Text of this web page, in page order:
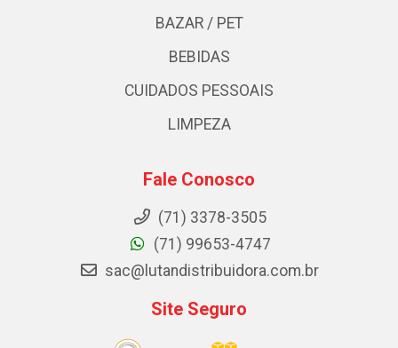
BAZAR / PET
BEBIDAS
CUIDADOS PESSOAIS
LIMPEZA
Fale Conosco
(71) 3378-3505
(71) 99653-4747
sac@lutandistribuidora.com.br
Site Seguro